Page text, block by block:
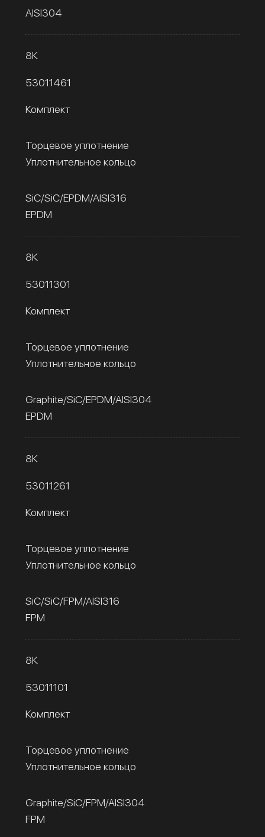
AISI304
8К
53011461
Комплект
Торцевое уплотнение
Уплотнительное кольцо
SiC/SiC/EPDM/AISI316
EPDM
8К
53011301
Комплект
Торцевое уплотнение
Уплотнительное кольцо
Graphite/SiC/EPDM/AISI304
EPDM
8К
53011261
Комплект
Торцевое уплотнение
Уплотнительное кольцо
SiC/SiC/FPM/AISI316
FPM
8К
53011101
Комплект
Торцевое уплотнение
Уплотнительное кольцо
Graphite/SiC/FPM/AISI304
FPM